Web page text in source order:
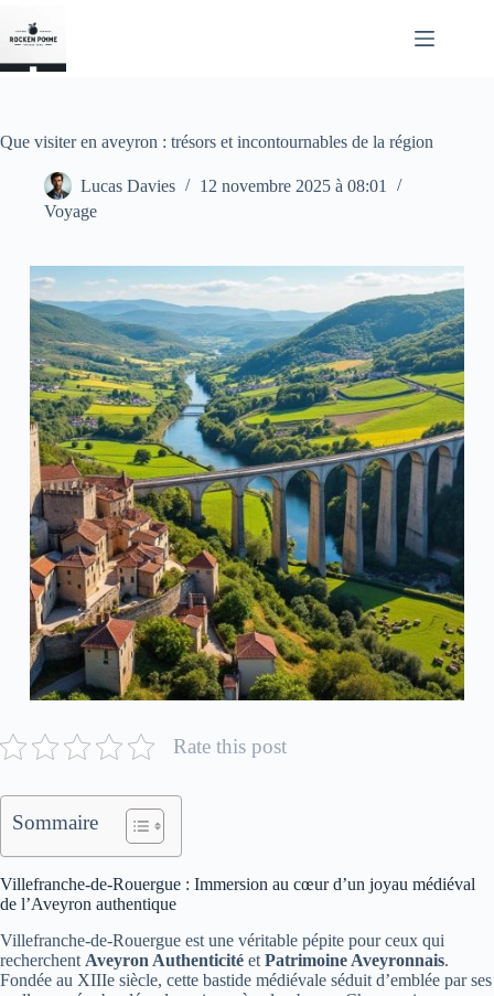
contenu
Que visiter en aveyron : trésors et incontournables de la région
Lucas Davies
12 novembre 2025 à 08:01
Voyage
Rate this post
Sommaire
Villefranche-de-Rouergue : Immersion au cœur d’un joyau médiéval
de l’Aveyron authentique
Villefranche-de-Rouergue est une véritable pépite pour ceux qui
recherchent Aveyron Authenticité et Patrimoine Aveyronnais.
Fondée au XIIIe siècle, cette bastide médiévale séduit d’emblée par ses